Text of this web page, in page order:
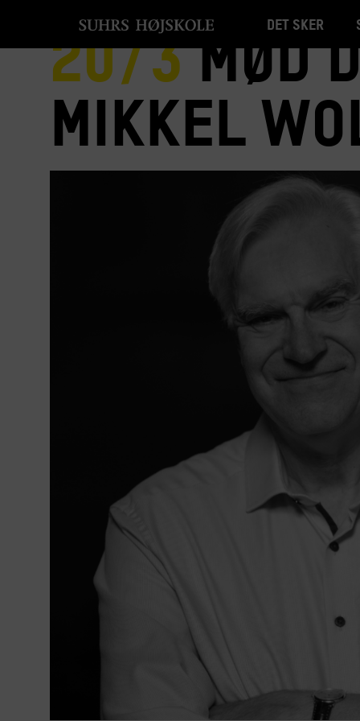
Det sker
20/3Mød
Mikkel